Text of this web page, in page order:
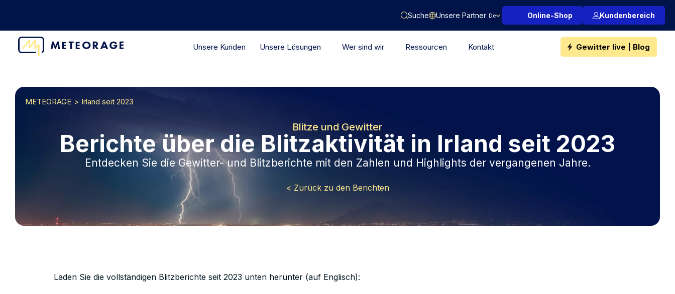
Suche Unsere Partner De Online-Shop Kundenbereich
Unsere Kunden Unsere Lösungen Wer sind wir Ressourcen Kontakt Gewitter live | Blog
METEORAGE Irland seit 2023
Blitze und Gewitter​
Berichte über die Blitzaktivität in Irland seit 2023
Entdecken Sie die Gewitter- und Blitzberichte mit den Zahlen und Highlights der vergangenen Jahre.
< Zurück zu den Berichten
Laden Sie die vollständigen Blitzberichte seit 2023 unten herunter (auf Englisch):